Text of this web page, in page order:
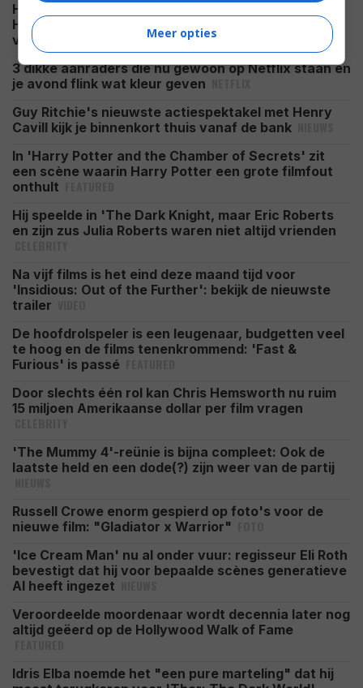
Hij moest dé schurk spelen in 'Spider-Man:
Homecoming', maar weigerde: "Ik was toe aan een
vakantie"
3 dikke aanraders die nu gewoon op Netflix staan en
je avond flink wat kleur geven
Guy Ritchie's nieuwste actiespektakel met Henry
Cavill kijk je binnenkort thuis vanaf de bank
In 'Harry Potter and the Chamber of Secrets' zit
een scène waarin Harry Potter een grote filmfout
onthult
Hij speelde in 'The Dark Knight, maar Eric Roberts
en zijn zus Julia Roberts waren niet altijd vrienden
Na vijf films is het eind deze maand tijd voor
'Insidious: Out of the Further': bekijk de nieuwste
trailer
De hoofdrolspeler is een leugenaar, budgetten veel
te hoog en de films tenenkrommend: 'Fast &
Furious' is passé
Door slechts één rol kan Chris Hemsworth nu ruim
15 miljoen Amerikaanse dollar per film vragen
'The Mummy 4'-reünie is bijna compleet: Ook de
laatste held en een dode(?) zijn weer van de partij
Russell Crowe enorm gespierd op foto's voor de
nieuwe film: "Gladiator x Warrior"
'Ice Cream Man' nu al onder vuur: regisseur Eli Roth
bevestigt dat hij voor bepaalde scènes generatieve
AI heeft ingezet
Veroordeelde moordenaar wordt decennia later nog
altijd geëerd op de Hollywood Walk of Fame
Idris Elba noemde het "een pure marteling" dat hij
Meer opties